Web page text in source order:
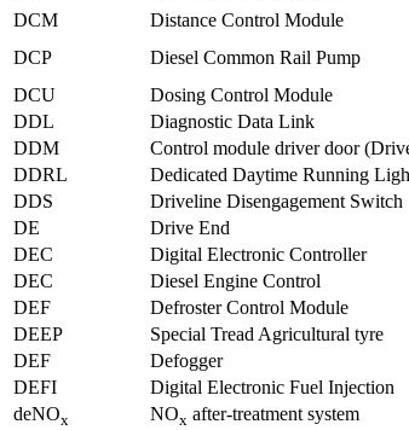
DCM
Distance Control Module
DCP
Diesel Common Rail Pump
DCU
Dosing Control Module
DDL
Diagnostic Data Link
DDM
Control module driver door
DDRL
Dedicated Daytime Running
DDS
Driveline Disengagement Switch
DE
Drive End
DEC
Digital Electronic Controller
DEC
Diesel Engine Control
DEF
Defroster Control Module
DEEP
Special Tread Agricultural tyre
DEF
Defogger
DEFI
Digital Electronic Fuel Injection
deNOx NOx after-treatment system